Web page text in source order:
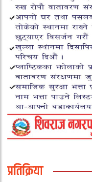
प्रतिक्रिया